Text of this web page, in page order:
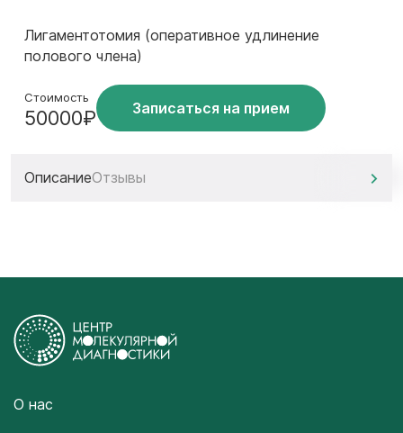
Лигаментотомия (оперативное удлинение
полового члена)
Стоимость
50000₽ Записаться на прием
ОписаниеОтзывы
О нас